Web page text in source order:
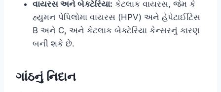
વાયરસ અને બેક્ટેરિયા: કેટલાક વાયરસ, જેમ કે
હ્યુમન પેપિલોમા વાયરસ (HPV) અને હેપેટાઈટિસ
B અને C, અને કેટલાક બેક્ટેરિયા કેન્સરનું કારણ
બની શકે છે.
ગાંઠનું નિદાન